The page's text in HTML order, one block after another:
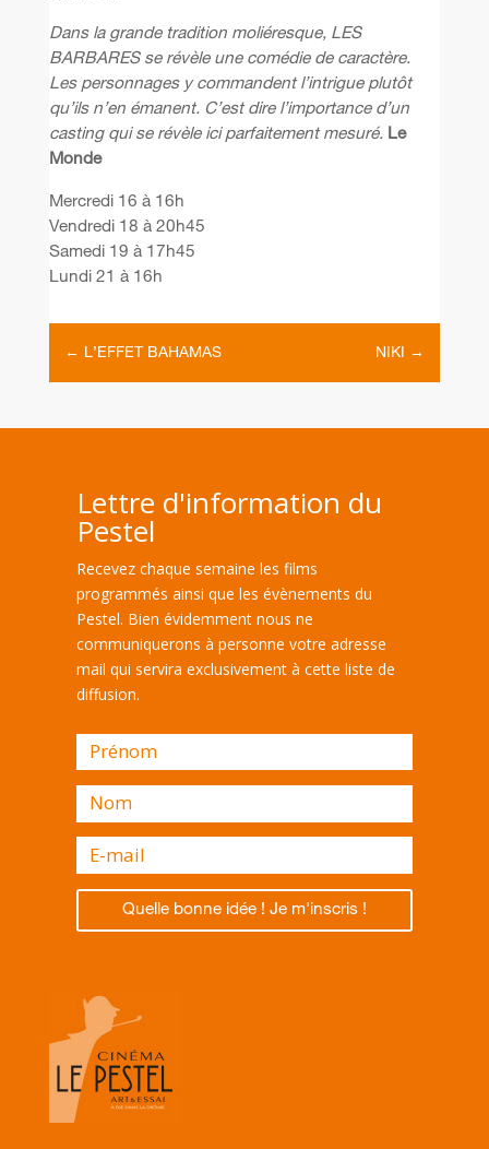
Dans la grande tradition moliéresque, LES
BARBARES se révèle une comédie de caractère.
Les personnages y commandent l’intrigue plutôt
qu’ils n’en émanent. C’est dire l’importance d’un
casting qui se révèle ici parfaitement mesuré. Le
Monde
Mercredi 16 à 16h
Vendredi 18 à 20h45
Samedi 19 à 17h45
Lundi 21 à 16h
← L’EFFET BAHAMAS NIKI →
Lettre d'information du
Pestel
Recevez chaque semaine les films
programmés ainsi que les évènements du
Pestel. Bien évidemment nous ne
communiquerons à personne votre adresse
mail qui servira exclusivement à cette liste de
diffusion.
Quelle bonne idée ! Je m'inscris !